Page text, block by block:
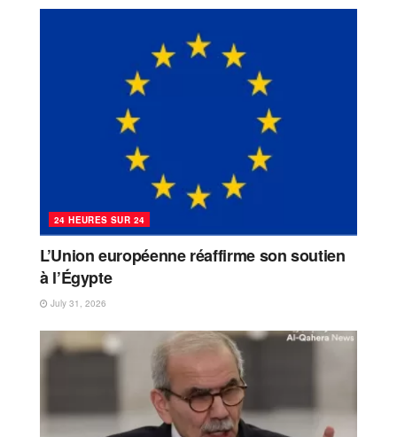
24 HEURES SUR 24
L’Union européenne réaffirme son soutien
à l’Égypte
July 31, 2026